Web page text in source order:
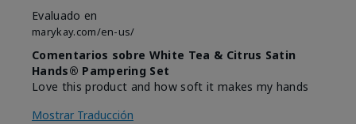
Evaluado en
marykay.com/en-us/
Comentarios sobre White Tea & Citrus Satin
Hands® Pampering Set
Love this product and how soft it makes my hands
Mostrar Traducción